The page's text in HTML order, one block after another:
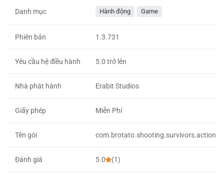
Danh mục Hành động Game
Phiên bản 1.3.731
Yêu cầu hệ điều hành 5.0 trở lên
Nhà phát hành Erabit Studios
Giấy phép Miễn Phí
Tên gói
Đánh giá 5.0 (1)